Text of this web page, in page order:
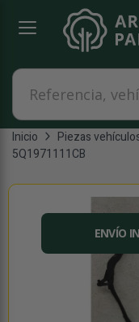
Referencia, vehículo...
Inicio Piezas
5Q1971111CB
ENVÍO